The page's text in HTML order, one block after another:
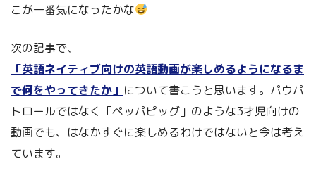
こが一番気になったかな
次の記事で、
「英語ネイティブ向けの英語動画が楽しめるようになるま
で何をやってきたか」 について書こうと思います。パウパ
トロールではなく「ペッパピッグ」のような3才児向けの
動画でも、はなかすぐに楽しめるわけではないと今は考え
ています。